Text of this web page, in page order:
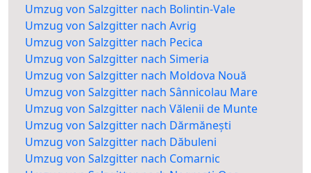
Umzug von Salzgitter nach Bolintin-Vale
Umzug von Salzgitter nach Avrig
Umzug von Salzgitter nach Pecica
Umzug von Salzgitter nach Simeria
Umzug von Salzgitter nach Moldova Nouă
Umzug von Salzgitter nach Sânnicolau Mare
Umzug von Salzgitter nach Vălenii de Munte
Umzug von Salzgitter nach Dărmănești
Umzug von Salzgitter nach Dăbuleni
Umzug von Salzgitter nach Comarnic